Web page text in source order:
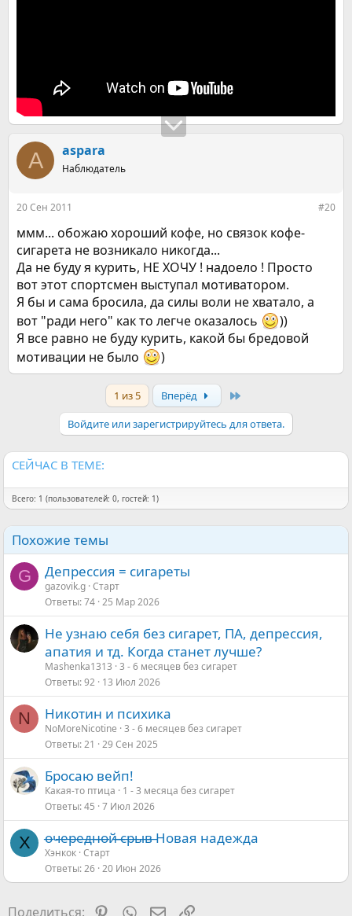
A aspara
Наблюдатель
20 Сен 2011 #20
ммм... обожаю хороший кофе, но связок кофе-
сигарета не возникало никогда...
Да не буду я курить, НЕ ХОЧУ ! надоело ! Просто
вот этот спортсмен выступал мотиватором.
Я бы и сама бросила, да силы воли не хватало, а
вот "ради него" как то легче оказалось
))
Я все равно не буду курить, какой бы бредовой
мотивации не было
)
1 из 5 Вперёд
Войдите или зарегистрируйтесь для ответа.
СЕЙЧАС В ТЕМЕ:
Всего: 1 (пользователей: 0, гостей: 1)
Похожие темы
G Депрессия = сигареты
gazovik.g Старт
Ответы 74 25 Мар 2026
Не узнаю себя без сигарет, ПА, депрессия,
апатия и тд. Когда станет лучше?
Mashenka1313 3 - 6 месяцев без сигарет
Ответы 92 13 Июл 2026
N Никотин и психика
NoMoreNicotine 3 - 6 месяцев без сигарет
Ответы 21 29 Сен 2025
Бросаю вейп!
Какая-то птица
1 - 3 месяца без сигарет
Ответы 45 7 Июл 2026
Х о̶ч̶е̶р̶е̶д̶н̶о̶й̶ ̶̶с̶р̶ы̶в̶ Новая надежда
Хэнкок Старт
Ответы 26 20 Июн 2026
Поделиться: Pinterest
WhatsAppЭлектронная почта
Ссылка